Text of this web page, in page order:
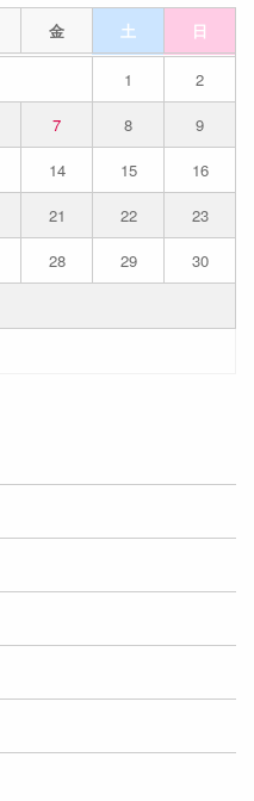
金 土 日
1
2
7 8
9
14 15
16
21 22
23
28 29
30